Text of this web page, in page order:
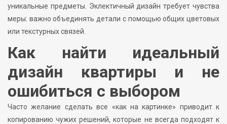
уникальные предметы. Эклектичный дизайн требует чувства
меры: важно объединять детали с помощью общих цветовых
или текстурных связей.
Как найти идеальный
дизайн квартиры и не
ошибиться с выбором
Часто желание сделать все «как на картинке» приводит к
копированию чужих решений, которые не всегда подходят к